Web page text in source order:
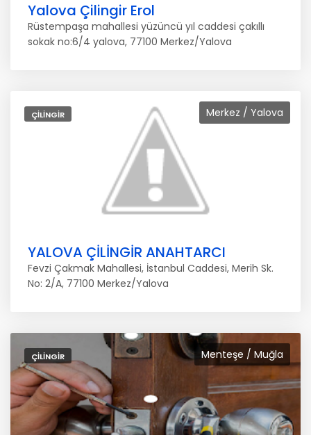
Yalova Çilingir Erol
Rüstempaşa mahallesi yüzüncü yıl caddesi çakıllı
sokak no:6/4 yalova, 77100 Merkez/Yalova
Merkez / Yalova
ÇILINGIR
YALOVA ÇİLİNGİR ANAHTARCI
Fevzi Çakmak Mahallesi, İstanbul Caddesi, Merih Sk.
No: 2/A, 77100 Merkez/Yalova
Menteşe / Muğla
ÇILINGIR